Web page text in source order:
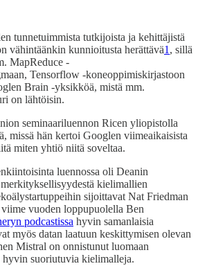
tunnetuimmista tutkijoista ja kehittäjistä
vähintäänkin kunnioitusta herättävä1 , sillä
MapReduce -
Tensorflow -koneoppimiskirjastoon
Brain -yksikköä, mistä mm.
on lähtöisin.
seminaariluennon Ricen yliopistolla
missä hän kertoi Googlen viimeaikaisista
miten yhtiö niitä soveltaa.
luennossa oli Deanin
kielimallien
sijoittavat Nat Friedman
vuoden loppupuolella Ben
podcastissa hyvin samanlaisia
myös datan laatuun keskittymisen olevan
Mistral on onnistunut luomaan
hyvin suoriutuvia kielimalleja.